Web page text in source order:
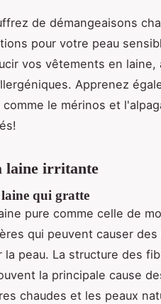
de démangeaisons
pour votre peau
vos vêtements en laine,
Apprenez
le mérinos et
laine irritante
laine qui gratte
pure comme celle de
qui peuvent causer
peau. La structure des
la principale cause
chaudes et les peaux